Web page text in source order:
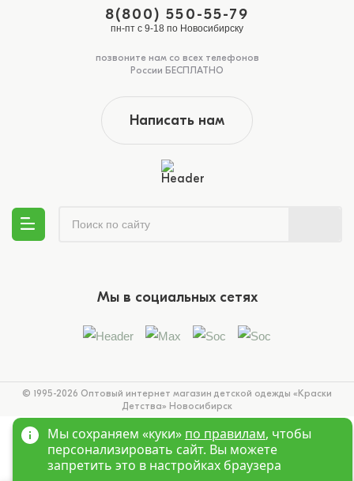
8(800) 550-55-79
пн-пт с 9-18 по Новосибирску
позвоните нам со всех телефонов
России БЕСПЛАТНО
Написать нам
Мы в социальных сетях
© 1995-2026 Оптовый интернет магазин детской одежды «Краски
Детства» Новосибирск
Мы сохраняем «куки» по правилам, чтобы
персонализировать сайт. Вы можете
запретить это в настройках браузера